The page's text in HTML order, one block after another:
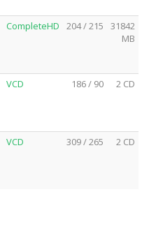
CompleteHD 204 / 215
31842
MB
VCD 186 / 90 2 CD
VCD 309 / 265 2 CD